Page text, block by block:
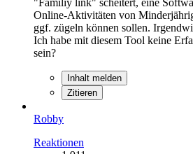
Online-Aktivitäten von
ggf. zügeln können sollen.
Ich habe mit diesem Tool keine
sein?
Inhalt melden
Zitieren
Robby
Reaktionen